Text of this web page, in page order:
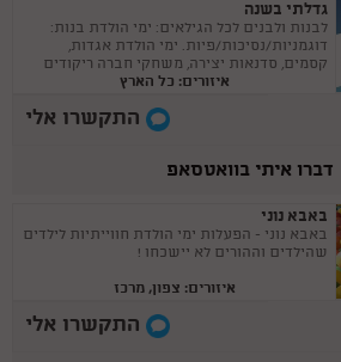
גדלתי בשנה
לבנות ולבנים לכל הגילאים: ימי הולדת בנות:
דוגמניות/נסיכות/פיות. ימי הולדת אגדות,
קסמים, סדנאות יצירה, משחקי חברה ריקודים
ומשימות, חיות, ועוד הפתעות :)
איזורים: כל הארץ
התקשרו אלי
דברו איתי בוואטסאפ
באבא נוני
באבא נוני - הפעלות ימי הולדת חווייתיות לילדים
שהילדים וההורים לא יישכחו !
איזורים: צפון, מרכז
התקשרו אלי